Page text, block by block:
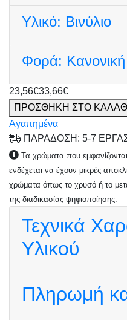
Υλικό: Βινύλιο
Φορά: Κανονική
23,56€33,66€
ΠΡΟΣΘΗΚΗ ΣΤΟ ΚΑΛΑΘΙ
Αγαπημένα
ΠΑΡΑΔΟΣΗ: 5-7
Τα χρώματα που
ενδέχεται να έχουν μικρές
χρώματα όπως το χρυσό ή το
της διαδικασίας ψηφιοποίησης.
Τεχνικά
Υλικού
Πληρωμή